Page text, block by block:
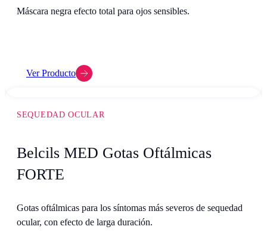
Máscara negra efecto total para ojos sensibles.
Ver Producto
SEQUEDAD OCULAR
Belcils MED Gotas Oftálmicas
FORTE
Gotas oftálmicas para los síntomas más severos de sequedad
ocular, con efecto de larga duración.